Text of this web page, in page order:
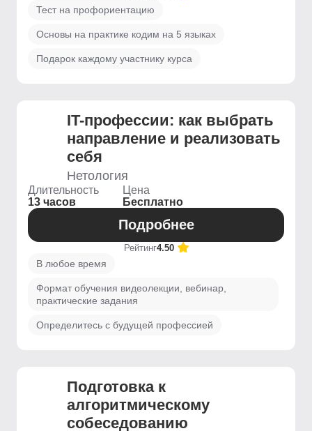
Тест на профориентацию
Основы на практике кодим на 5 языках
Подарок каждому участнику курса
IT-профессии: как выбрать
направление и реализовать
себя
Нетология
Длительность
13 часов
Цена
Бесплатно
Подробнее
Рейтинг4.50
В любое время
Формат обучения видеолекции, вебинар,
практические задания
Определитесь с будущей профессией
Подготовка к
алгоритмическому
собеседованию